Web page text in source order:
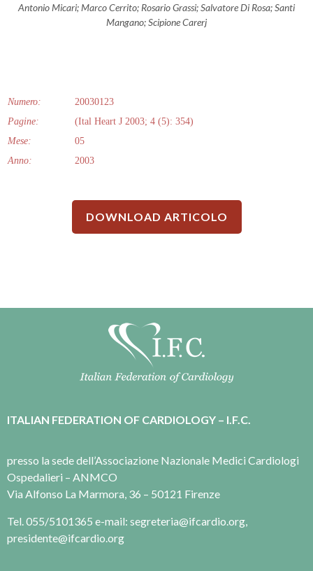
Antonio Micari; Marco Cerrito; Rosario Grassi; Salvatore Di Rosa; Santi
Mangano; Scipione Carerj
Numero:
20030123
Pagine:
(Ital Heart J 2003; 4 (5): 354)
Mese:
05
Anno:
2003
DOWNLOAD ARTICOLO
ITALIAN FEDERATION OF CARDIOLOGY – I.F.C.
presso la sede dell’Associazione Nazionale Medici Cardiologi
Ospedalieri – ANMCO
Via Alfonso La Marmora, 36 – 50121 Firenze
Tel. 055/5101365 e-mail: segreteria@ifcardio.org,
presidente@ifcardio.org